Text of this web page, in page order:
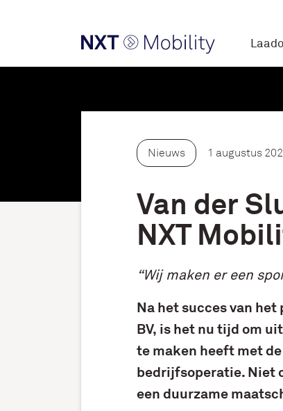
Nieuws 1 augustus
Van der
NXT
“Wij maken er een
Na het succes van
BV, is het nu tijd om
te maken heeft met
bedrijfsoperatie. Niet
een duurzame